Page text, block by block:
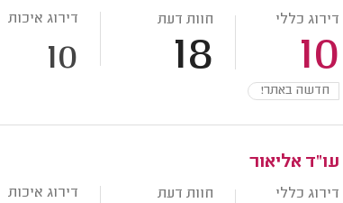
דירוג כללי
10
חוות דעת
18
דירוג איכות
10
חדשה באתר!
עו"ד אליאור
דירוג כללי חוות דעת דירוג איכות